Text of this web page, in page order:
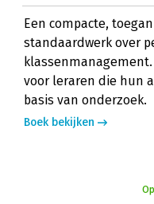
Een compacte,
standaardwerk over
voor leraren die hun
basis van onderzoek.
Boek bekijken